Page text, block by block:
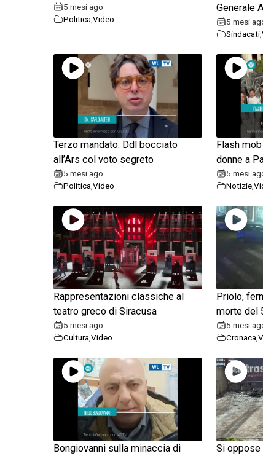
5 mesi ago
Politica,Video
Generale
5 mesi
Sindacati,
Terzo mandato: Ddl bocciato
all’Ars col voto segreto
5 mesi ago
Politica,Video
Flash
donne a
5 mesi
Notizie,
Rappresentazioni classiche al
teatro greco di Siracusa
5 mesi ago
Cultura Video
Priolo,
morte del
5 mesi
Cronaca
Bongiovanni sulla minaccia di
Si